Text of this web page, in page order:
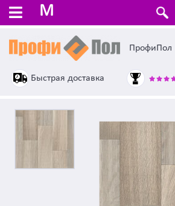
M
ПрофиПол
Быстрая доставка